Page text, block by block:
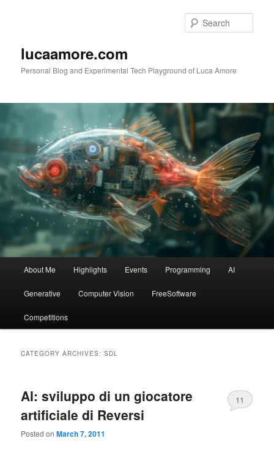
lucaamore.com
Personal Blog and Experimental Tech Playground of Luca Amore
About Me Highlights Events Programming AI
Generative Computer Vision FreeSoftware
Competitions
CATEGORY ARCHIVES:SDL
AI: sviluppo di un giocatore
artificiale di Reversi
Posted onMarch 7, 2011
11